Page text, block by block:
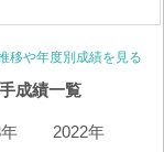
移や年度別成績を見る
成績一覧
2022年